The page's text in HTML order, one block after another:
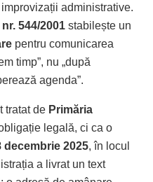
administrative.
544/2001 stabilește un
pentru comunicarea
timp”, nu „după
agenda”.
tratat de Primăria
legală, ci ca o
decembrie 2025, în locul
a livrat un text